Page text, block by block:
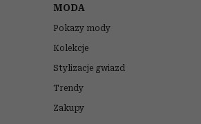
MODA
Pokazy mody
Kolekcje
Stylizacje gwiazd
Trendy
Zakupy